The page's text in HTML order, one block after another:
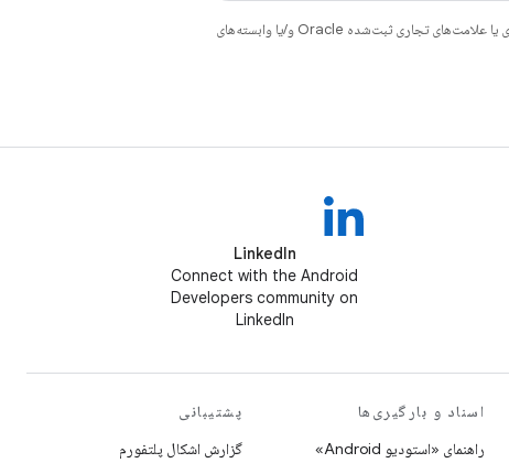
هستند. جاوا و OpenJDK علامت‌های تجاری یا علامت‌های تجاری ثبت‌شده Oracle و/یا وابسته‌های
LinkedIn
Connect with the Android
Developers community on
LinkedIn
اسناد و بارگیری‌ها
راهنمای «استودیو Android»
پشتیبانی
گزارش اشکال پلتفورم